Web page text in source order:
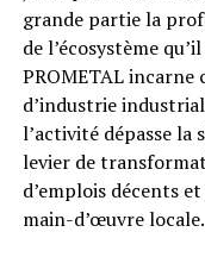
grande partie la
de l’écosystème
PROMETAL
d’industrie
l’activité dépasse
levier de
d’emplois décents
main-d’œuvre locale.